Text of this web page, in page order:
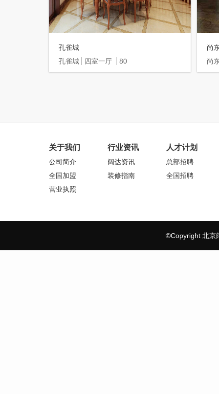
孔雀城
孔雀城
四室一厅 80
尚
尚
关于我们
公司简介
全国加盟
营业执照
行业资讯
阔达资讯
装修指南
人才计划
总部招聘
全国招聘
©Copyright 北京